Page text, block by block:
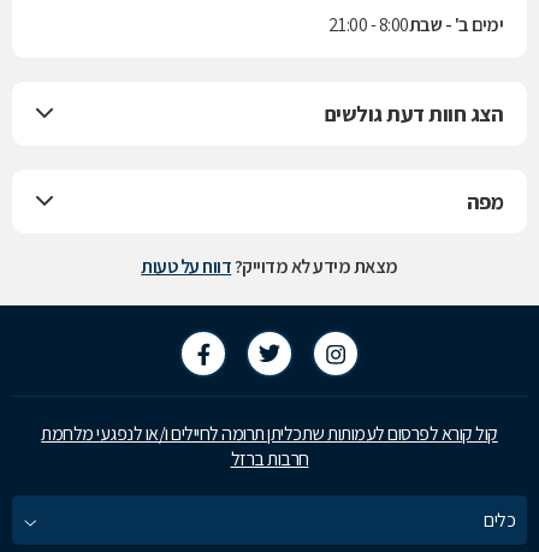
ימים ב' - שבת8:00 - 21:00
הצג חוות דעת גולשים
מפה
מצאת מידע לא מדוייק?דווח על טעות
קול קורא לפרסום לעמותות שתכליתן תרומה לחיילים ו/או לנפגעי מלחמת
חרבות ברזל
כלים